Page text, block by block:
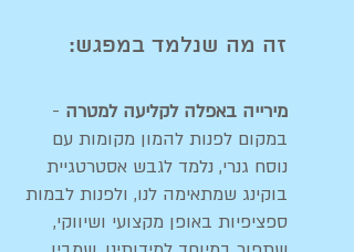
זה מה שנלמד במפגש:
מירייה באפלה לקליעה למטרה -
במקום לפנות להמון מקומות עם
נוסח גנרי, נלמד לגבש אסטרטגיית
בוקינג שמתאימה לנו, ולפנות לבמות
ספציפיות באופן מקצועי ושיווקי,